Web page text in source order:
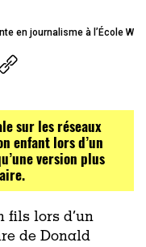
en journalisme à l’École W
sur les réseaux
enfant lors d’un
version plus
fils lors d’un
de Donald